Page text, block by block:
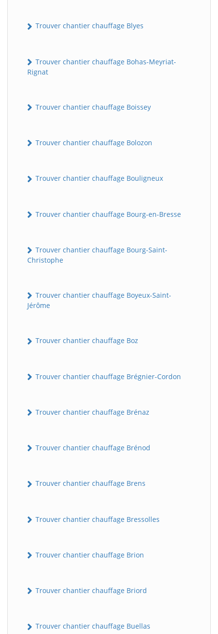
Trouver chantier chauffage Blyes
Trouver chantier chauffage Bohas-Meyriat-
Rignat
Trouver chantier chauffage Boissey
Trouver chantier chauffage Bolozon
Trouver chantier chauffage Bouligneux
Trouver chantier chauffage Bourg-en-Bresse
Trouver chantier chauffage Bourg-Saint-
Christophe
Trouver chantier chauffage Boyeux-Saint-
Jérôme
Trouver chantier chauffage Boz
Trouver chantier chauffage Brégnier-Cordon
Trouver chantier chauffage Brénaz
Trouver chantier chauffage Brénod
Trouver chantier chauffage Brens
Trouver chantier chauffage Bressolles
Trouver chantier chauffage Brion
Trouver chantier chauffage Briord
Trouver chantier chauffage Buellas